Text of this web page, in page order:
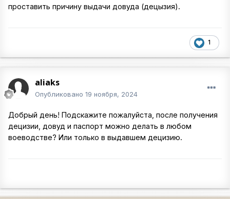
проставить причину выдачи довуда (децызия).
1
aliaks
Опубликовано 19 ноября, 2024
Добрый день! Подскажите пожалуйста, после получения
децизии, довуд и паспорт можно делать в любом
воеводстве? Или только в выдавшем децизию.